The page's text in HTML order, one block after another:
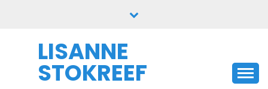
LISANNE
STOKREEF